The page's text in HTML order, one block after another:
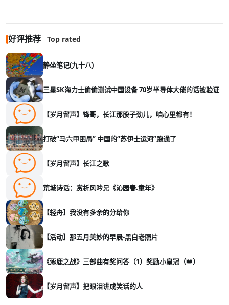
好评推荐 Top rated
静坐笔记(九十八)
三星SK海力士偷偷测试中国设备 70岁半导体大佬的话被验证
【岁月留声】锋哥，长江那股子劲儿，咱心里都有！
打破“马六甲困局” 中国的“苏伊士运河”跑通了
【岁月留声】长江之歌
荒城诗话：赏析风吟兄《沁园春.童年》
【轻舟】我没有多余的分给你
【活动】那五月美妙的早晨-黑白老照片
《涿鹿之战》三部曲有奖问答（1）奖励小皇冠（👑）
【岁月留声】把眼泪讲成笑话的人